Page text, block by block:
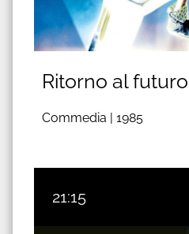
Ritorno al futuro
Commedia | 1985
21:15